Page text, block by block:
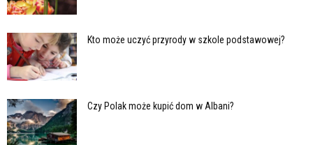
Kto może uczyć przyrody w szkole podstawowej?
Czy Polak może kupić dom w Albani?